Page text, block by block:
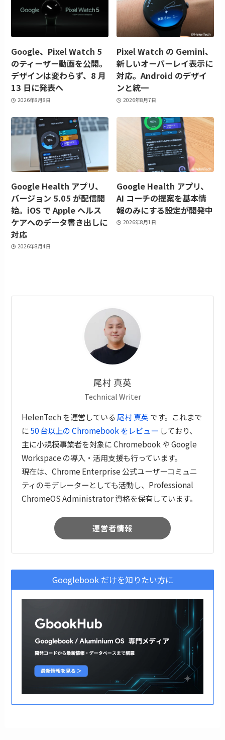
Google、Pixel Watch 5
のティーザー動画を公開。
デザインは変わらず、8 月
13 日に発表へ
2026年8月8日
Pixel Watch の Gemini、
新しいオーバーレイ表示に
対応。Android のデザイ
ンと統一
2026年8月7日
Google Health アプリ、
バージョン 5.05 が配信開
始。iOS で Apple ヘルス
ケアへのデータ書き出しに
対応
2026年8月4日
Google Health アプリ、
AI コーチの提案を基本情
報のみにする設定が開発中
2026年8月1日
尾村 真英
Technical Writer
HelenTech を運営している 尾村 真英 です。これまで
に50 台以上の Chromebook をレビュー しており、
主に小規模事業者を対象に Chromebook や Google
Workspace の導入・活用支援も行っています。
現在は、Chrome Enterprise 公式ユーザーコミュニ
ティのモデレーターとしても活動し、Professional
ChromeOS Administrator 資格を保有しています。
運営者情報
Googlebook だけを知りたい方に